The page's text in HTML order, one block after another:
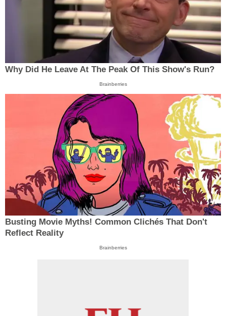
Why Did He Leave At The Peak Of This Show's Run?
Brainberries
Busting Movie Myths! Common Clichés That Don't
Reflect Reality
Brainberries